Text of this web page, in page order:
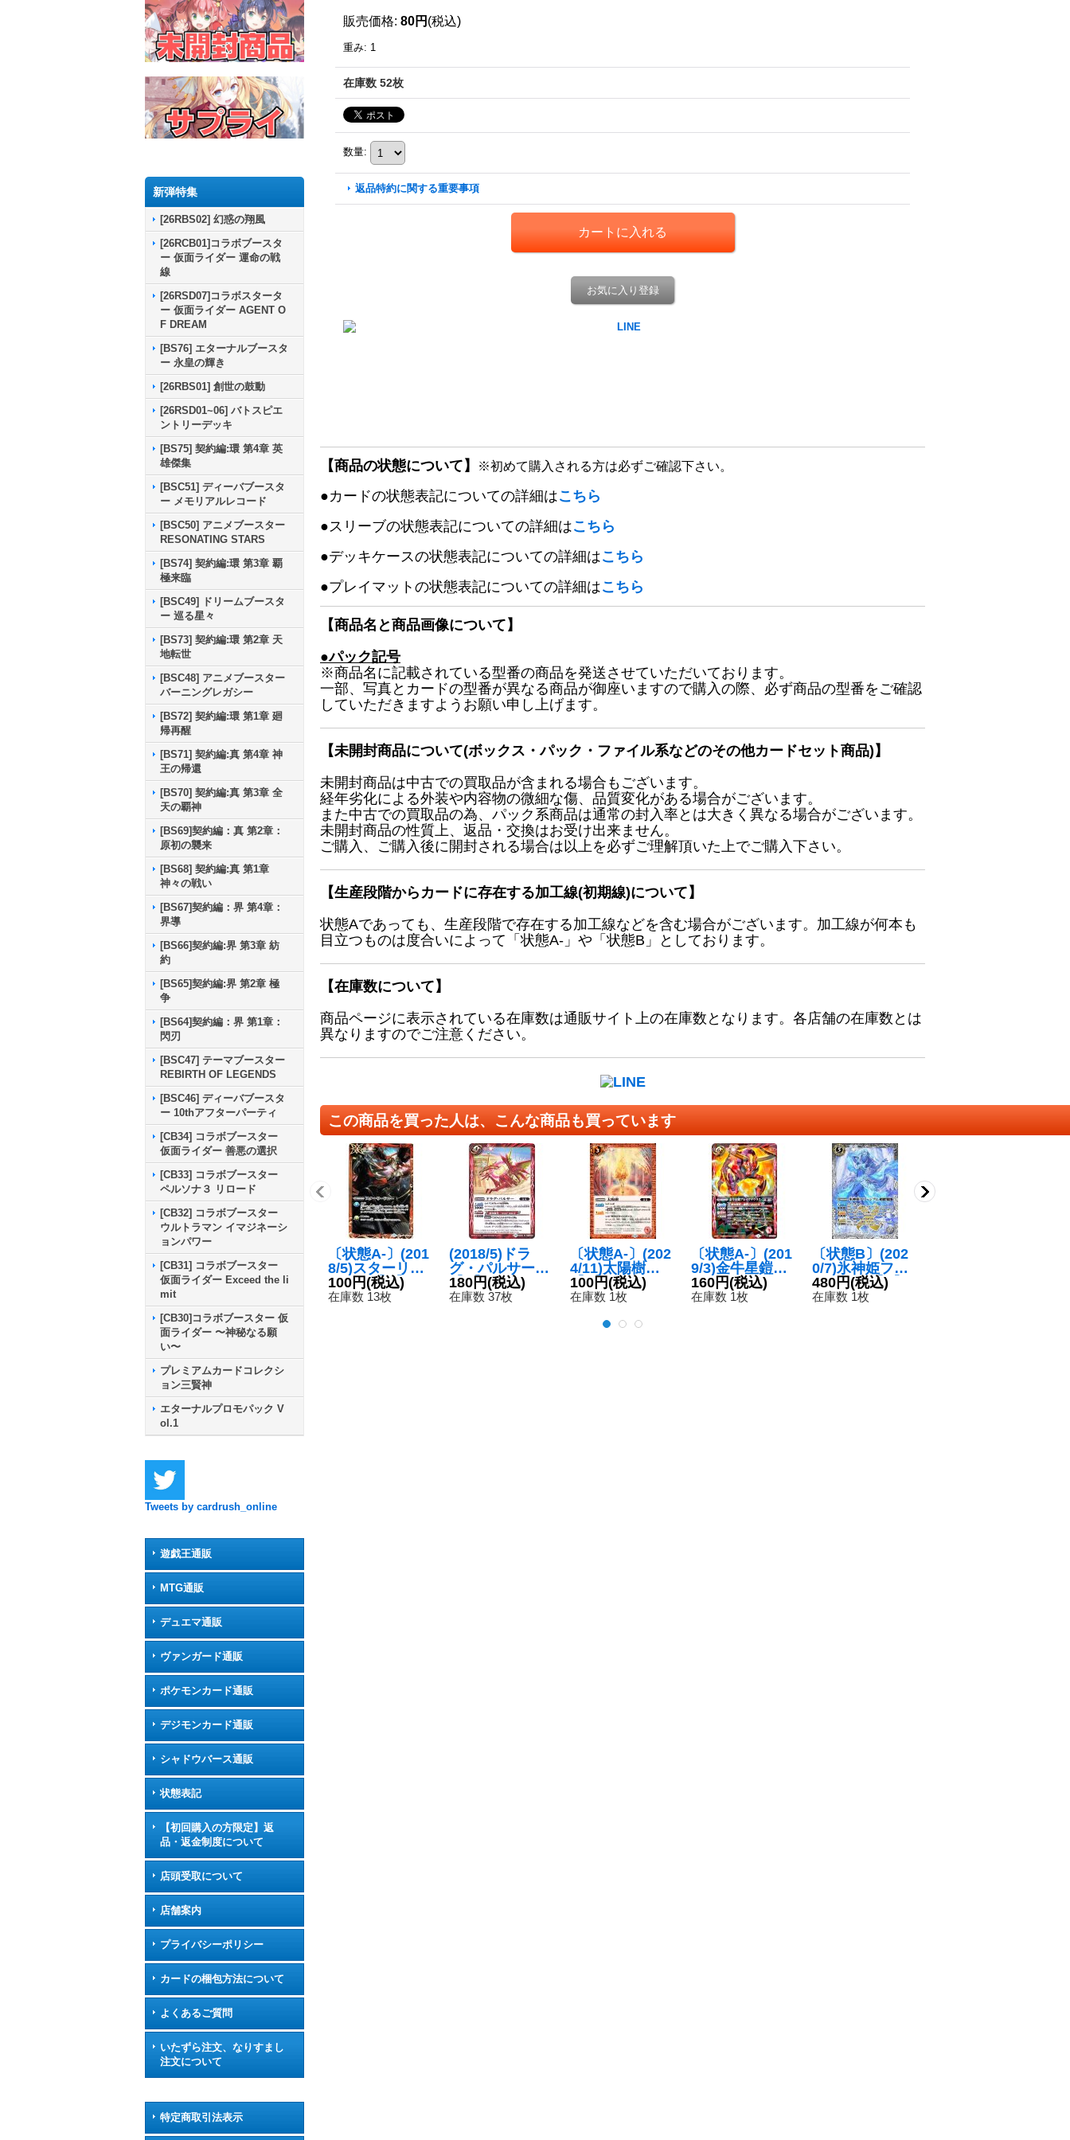
新弾特集
[26RBS02] 幻惑の翔風
[26RCB01]コラボブースタ
ー 仮面ライダー 運命の戦
線
[26RSD07]コラボスタータ
ー 仮面ライダー AGENT O
F DREAM
[BS76] エターナルブースタ
ー 永皇の輝き
[26RBS01] 創世の鼓動
[26RSD01~06] バトスピエ
ントリーデッキ
[BS75] 契約編:環 第4章 英
雄傑集
[BSC51] ディーバブースタ
ー メモリアルレコード
[BSC50] アニメブースター
RESONATING STARS
[BS74] 契約編:環 第3章 覇
極来臨
[BSC49] ドリームブースタ
ー 巡る星々
[BS73] 契約編:環 第2章 天
地転世
[BSC48] アニメブースター
バーニングレガシー
[BS72] 契約編:環 第1章 廻
帰再醒
[BS71] 契約編:真 第4章 神
王の帰還
[BS70] 契約編:真 第3章 全
天の覇神
[BS69]契約編：真 第2章：
原初の襲来
[BS68] 契約編:真 第1章
神々の戦い
[BS67]契約編：界 第4章：
界導
[BS66]契約編:界 第3章 紡
約
[BS65]契約編:界 第2章 極
争
[BS64]契約編：界 第1章：
閃刃
[BSC47] テーマブースター
REBIRTH OF LEGENDS
[BSC46] ディーバブースタ
ー 10thアフターパーティ
[CB34] コラボブースター
仮面ライダー 善悪の選択
[CB33] コラボブースター
ペルソナ３ リロード
[CB32] コラボブースター
ウルトラマン イマジネーシ
ョンパワー
[CB31] コラボブースター
仮面ライダー Exceed the li
mit
[CB30]コラボブースター 仮
面ライダー 〜神秘なる願
い〜
プレミアムカードコレクシ
ョン三賢神
エターナルプロモパック V
ol.1
Tweets by cardrush_online
遊戯王通販
MTG通販
デュエマ通販
ヴァンガード通販
ポケモンカード通販
デジモンカード通販
シャドウバース通販
状態表記
【初回購入の方限定】返
品・返金制度について
店頭受取について
店舗案内
プライバシーポリシー
カードの梱包方法について
よくあるご質問
いたずら注文、なりすまし
注文について
特定商取引法表示
販売価格: 80円 (税込)
重み: 1
在庫数 52枚
数量:
返品特約に関する重要事項
お気に入り登録
【商品の状態について】 ※初めて購入される方は必ずご確認下さい。
●カードの状態表記についての詳細はこちら
●スリーブの状態表記についての詳細はこちら
●デッキケースの状態表記についての詳細はこちら
●プレイマットの状態表記についての詳細はこちら
【商品名と商品画像について】
●パック記号
※商品名に記載されている型番の商品を発送させていただいております。
一部、写真とカードの型番が異なる商品が御座いますので購入の際、必ず商品の型番をご確認
していただきますようお願い申し上げます。
【未開封商品について(ボックス・パック・ファイル系などのその他カードセット商品)】
未開封商品は中古での買取品が含まれる場合もございます。
経年劣化による外装や内容物の微細な傷、品質変化がある場合がございます。
また中古での買取品の為、パック系商品は通常の封入率とは大きく異なる場合がございます。
未開封商品の性質上、返品・交換はお受け出来ません。
ご購入、ご購入後に開封される場合は以上を必ずご理解頂いた上でご購入下さい。
【生産段階からカードに存在する加工線(初期線)について】
状態Aであっても、生産段階で存在する加工線などを含む場合がございます。加工線が何本も
目立つものは度合いによって「状態A-」や「状態B」としております。
【在庫数について】
商品ページに表示されている在庫数は通販サイト上の在庫数となります。各店舗の在庫数とは
異なりますのでご注意ください。
この商品を買った人は、こんな商品も買っています
〔状態A-〕(201
8/5)スターリー
ドロー【U】{B
S12-074}《赤》
100円(税込)
在庫数 13枚
(2018/5)ドラ
グ・パルサー
【C】{BS44-06
7}《赤》
180円(税込)
在庫数 37枚
〔状態A-〕(202
4/11)太陽樹
【R】{BS68-06
9}《赤》
100円(税込)
在庫数 1枚
〔状態A-〕(201
9/3)金牛星鎧ブ
レイヴタウラス
(タバック加工/
160円(税込)
在庫数 1枚
〔状態B〕(202
0/7)氷神姫フリ
ージアム【X】
{BS54-X05}
480円(税込)
在庫数 1枚